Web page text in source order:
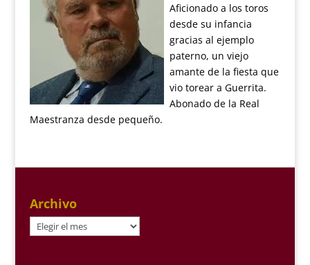
Aficionado a los toros
desde su infancia
gracias al ejemplo
paterno, un viejo
amante de la fiesta que
vio torear a Guerrita.
Abonado de la Real
Maestranza desde pequeño.
Archivo
Archivo